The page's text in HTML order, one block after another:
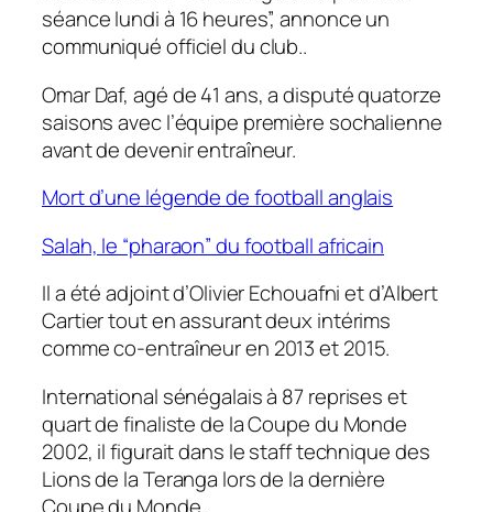
séance lundi à 16 heures”, annonce un
communiqué officiel du club..
Omar Daf, agé de 41 ans, a disputé quatorze
saisons avec l’équipe première sochalienne
avant de devenir entraîneur.
Mort d’une légende de football anglais
Salah, le “pharaon” du football africain
Il a été adjoint d’Olivier Echouafni et d’Albert
Cartier tout en assurant deux intérims
comme co-entraîneur en 2013 et 2015.
International sénégalais à 87 reprises et
quart de finaliste de la Coupe du Monde
2002, il figurait dans le staff technique des
Lions de la Teranga lors de la dernière
Coupe du Monde.